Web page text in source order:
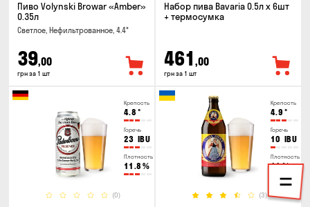
Пиво Volynski Browar «Amber»
0.35л
Светлое, Нефильтрованное, 4.4°
39,00
грн за 1 шт
Набор пива Bavaria 0.5л х 6шт
+ термосумка
461 ,00
грн за 1 шт
Крепость
4.8 °
Горечь
23 IBU
Плотность
11.8 %
(0)
Крепость
4.9 °
Горечь
10 IBU
Плотность
11%
(3)